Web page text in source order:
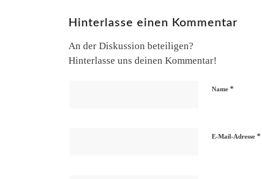
Hinterlasse einen Kommentar
An der Diskussion beteiligen?
Hinterlasse uns deinen Kommentar!
Name*
E-Mail-Adresse*